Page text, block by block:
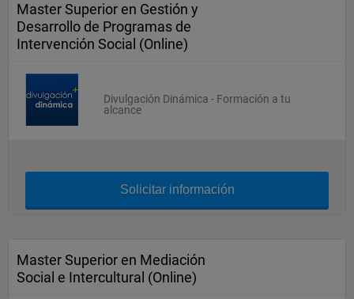
Master Superior en Gestión y
Desarrollo de Programas de
Intervención Social (Online)
Divulgación Dinámica - Formación a tu
alcance
Solicitar información
Master Superior en Mediación
Social e Intercultural (Online)